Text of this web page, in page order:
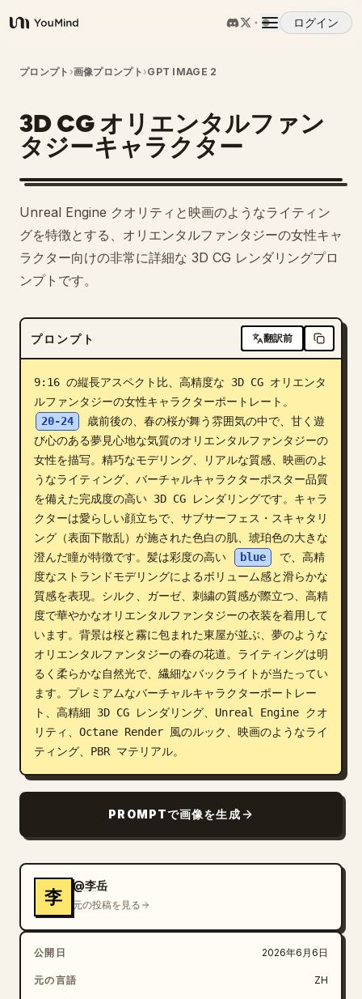
YouMind
ログイン
概要
ユースケース
スキル
プロンプト
料金
ダウンロード
ブログ
更新情報
プロンプト ›画像プロンプト ›GPT IMAGE 2
3D CG オリエンタルファン
タジーキャラクター
Unreal Engine クオリティと映画のようなライティン
グを特徴とする、オリエンタルファンタジーの女性キャ
ラクター向けの非常に詳細な 3D CG レンダリングプロ
ンプトです。
プロンプト 翻訳前
9:16 の縦長アスペクト比、高精度な 3D CG オリエンタ
ルファンタジーの女性キャラクターポートレート。
20-24
歳前後の、春の桜が舞う雰囲気の中で、甘く遊
び心のある夢見心地な気質のオリエンタルファンタジーの
女性を描写。精巧なモデリング、リアルな質感、映画のよ
うなライティング、バーチャルキャラクターポスター品質
を備えた完成度の高い 3D CG レンダリングです。キャラ
クターは愛らしい顔立ちで、サブサーフェス・スキャタリ
ング（表面下散乱）が施された色白の肌、琥珀色の大きな
澄んだ瞳が特徴です。髪は彩度の高い
blue
で、高精
度なストランドモデリングによるボリューム感と滑らかな
質感を表現。シルク、ガーゼ、刺繍の質感が際立つ、高精
度で華やかなオリエンタルファンタジーの衣装を着用して
います。背景は桜と霧に包まれた東屋が並ぶ、夢のような
オリエンタルファンタジーの春の花道。ライティングは明
るく柔らかな自然光で、繊細なバックライトが当たってい
ます。プレミアムなバーチャルキャラクターポートレー
ト、高精細 3D CG レンダリング、Unreal Engine クオ
リティ、Octane Render 風のルック、映画のようなライ
ティング、PBR マテリアル。
PROMPTで画像を生成
李
@李岳
元の投稿を見る
公開日 2026年6月6日
元の言語 ZH